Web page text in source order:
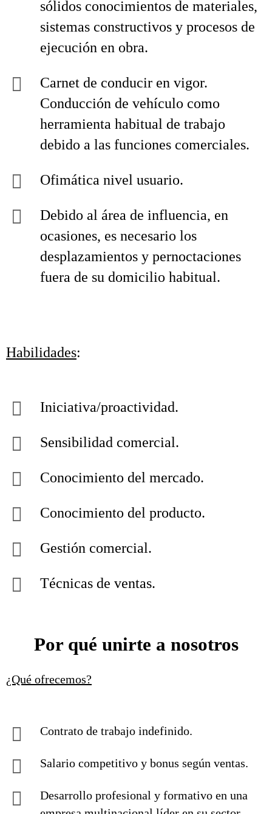
sólidos conocimientos de materiales,
sistemas constructivos y procesos de
ejecución en obra.
Carnet de conducir en vigor.
Conducción de vehículo como
herramienta habitual de trabajo
debido a las funciones comerciales.
Ofimática nivel usuario.
Debido al área de influencia, en
ocasiones, es necesario los
desplazamientos y pernoctaciones
fuera de su domicilio habitual.
Habilidades:
Iniciativa/proactividad.
Sensibilidad comercial.
Conocimiento del mercado.
Conocimiento del producto.
Gestión comercial.
Técnicas de ventas.
Por qué unirte a nosotros
¿Qué ofrecemos?
Contrato de trabajo indefinido.
Salario competitivo y bonus según ventas.
Desarrollo profesional y formativo en una